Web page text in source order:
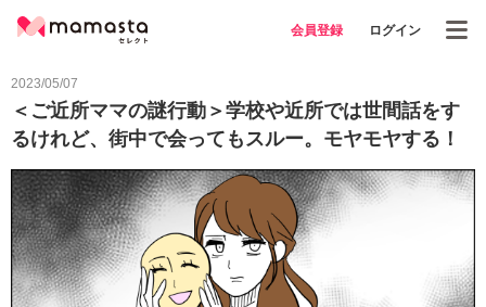
会員登録 ログイン
2023/05/07
＜ご近所ママの謎行動＞学校や近所では世間話をす
るけれど、街中で会ってもスルー。モヤモヤする！